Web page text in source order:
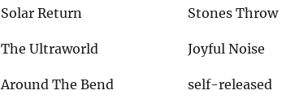
Solar Return Stones Throw
The Ultraworld Joyful Noise
Around The Bend self-released